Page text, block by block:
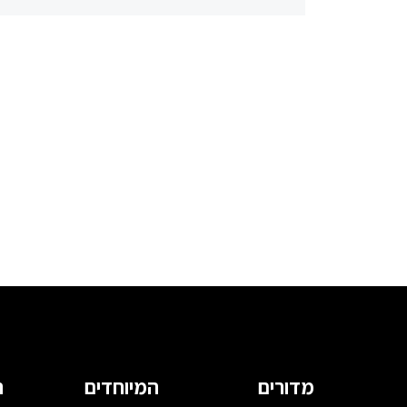
מדורים המיוחדים